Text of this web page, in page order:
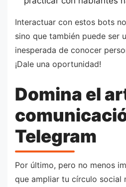
Interactuar con estos bots
sino que también puede ser
inesperada de conocer
¡Dale una oportunidad!
Domina el
Telegram
Por último, pero no menos
que ampliar tu círculo social